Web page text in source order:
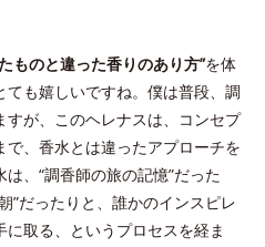
ものと違った香りのあり方”を体
も嬉しいですね。僕は普段、調
が、このヘレナスは、コンセプ
で、香水とは違ったアプローチを
、“調香師の旅の記憶”だった
”だったりと、誰かのインスピレ
取る、というプロセスを経ま